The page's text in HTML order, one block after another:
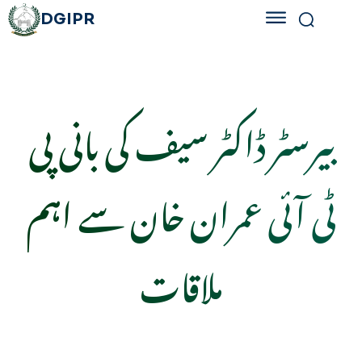
DGIPR
بیرسٹر ڈاکٹر سیف کی بانی پی
ٹی آئی عمران خان سے اہم
ملاقات